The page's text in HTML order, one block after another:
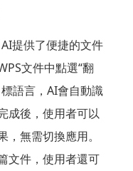
提供了便捷的文件
文件中點選“翻
語言，AI會自動識
成後，使用者可以
無需切換應用。
文件，使用者還可